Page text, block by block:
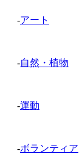
-アート
-自然・植物
-運動
-ボランティア